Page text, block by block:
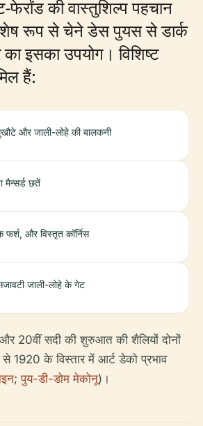
फेर्रांड की वास्तुशिल्प पहचान
रूप से चेने डेस पुयस से डार्क
का इसका उपयोग। विशिष्ट
हैं:
और जाली-लोहे की बालकनी
मैन्सर्ड छतें
और विस्तृत कॉर्निस
जाली-लोहे के गेट
और 20वीं सदी की शुरुआत की शैलियों दोनों
से 1920 के विस्तार में आर्ट डेको प्रभाव
;पुय-डी-डोम मेकोनू)।